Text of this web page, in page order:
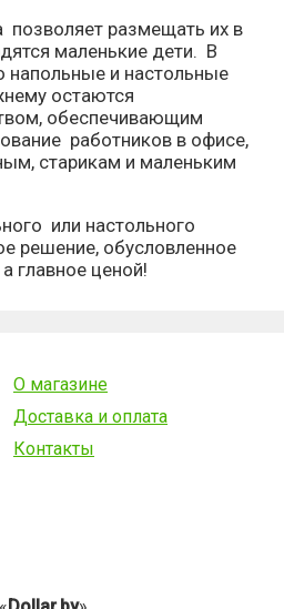
позволяет размещать их в
маленькие дети. В
напольные и настольные
остаются
обеспечивающим
работников в офисе,
старикам и маленьким
или настольного
решение, обусловленное
главное ценой!
О магазине
Доставка и оплата
Контакты